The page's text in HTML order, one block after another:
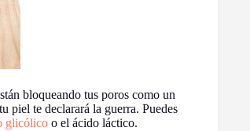
bloqueando tus poros como un
piel te declarará la guerra. Puedes
glicólico o el ácido láctico.